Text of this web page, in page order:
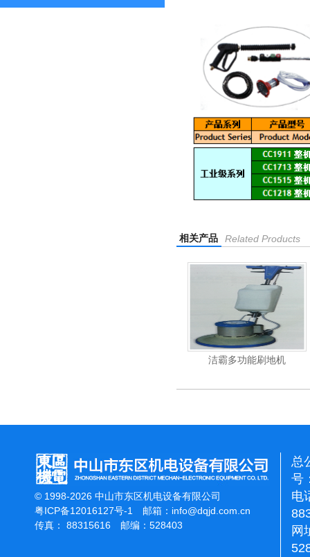
相关产品 Related Products
洁霸多功能刷地机
© 1998-2026 中山市东区机电设备有限公司
粤ICP备12016127号-1
邮箱： info@dqjd.com.cn
传真： 88315616 邮编：528403
总
号
电
网